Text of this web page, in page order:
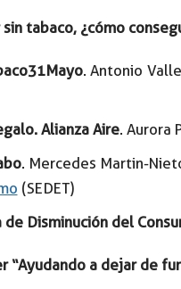
tabaco, ¿cómo
. Antonio
Alianza Aire. Aurora
. Mercedes Martin-
(SEDET)
de Disminución del
“Ayudando a dejar de